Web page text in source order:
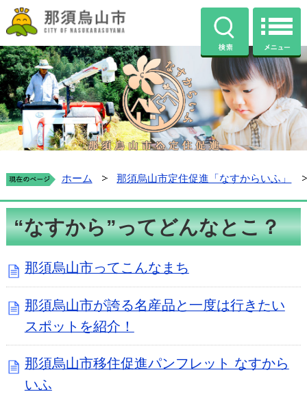
那須烏山市定住促進
那須烏山市公式ホームページ 検索
ホーム 那須烏山市定住促進「なすからいふ」
“なすから”ってどんなとこ？
那須烏山市ってこんなまち
那須烏山市が誇る名産品と一度は行きたい
スポットを紹介！
那須烏山市移住促進パンフレット なすから
いふ